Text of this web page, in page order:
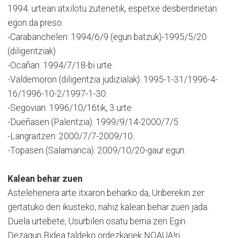
1994. urtean atxilotu zutenetik, espetxe desberdinetan
egon da preso:
-Carabanchelen: 1994/6/9 (egun batzuk)-1995/5/20
(diligentziak)
-Ocañan: 1994/7/18-bi urte.
-Valdemoron (diligentzia judizialak): 1995-1-31/1996-4-
16/1996-10-2/1997-1-30.
-Segovian: 1996/10/16tik, 3 urte.
-Dueñasen (Palentzia): 1999/9/14-2000/7/5.
-Langraitzen: 2000/7/7-2009/10.
-Topasen (Salamanca): 2009/10/20-gaur egun.
Kalean behar zuen
Astelehenera arte itxaron beharko da, Uriberekin zer
gertatuko den ikusteko, nahiz kalean behar zuen jada.
Duela urtebete, Usurbilen osatu berria zen Egin
Dezagun Bidea taldeko ordezkariek NOAUA!ri